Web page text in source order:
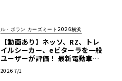
ル・ボラン カーズミート2026横浜
【動画あり】ネッソ、RZ、トレ
イルシーカー、eビターラを一般
ユーザーが評価！ 最新電動車体
ーズミート2026横浜】
2026 7/1